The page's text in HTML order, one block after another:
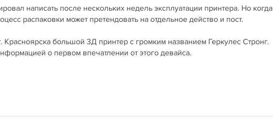
написать после нескольких недель эксплуатации принтера. Но когда
распаковки может претендовать на отдельное действо и пост.
большой 3Д принтер с громким названием Геркулес Стронг.
о первом впечатлении от этого девайса.